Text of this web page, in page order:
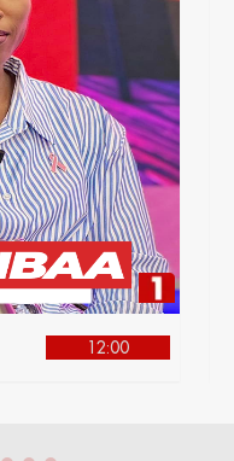
12:00